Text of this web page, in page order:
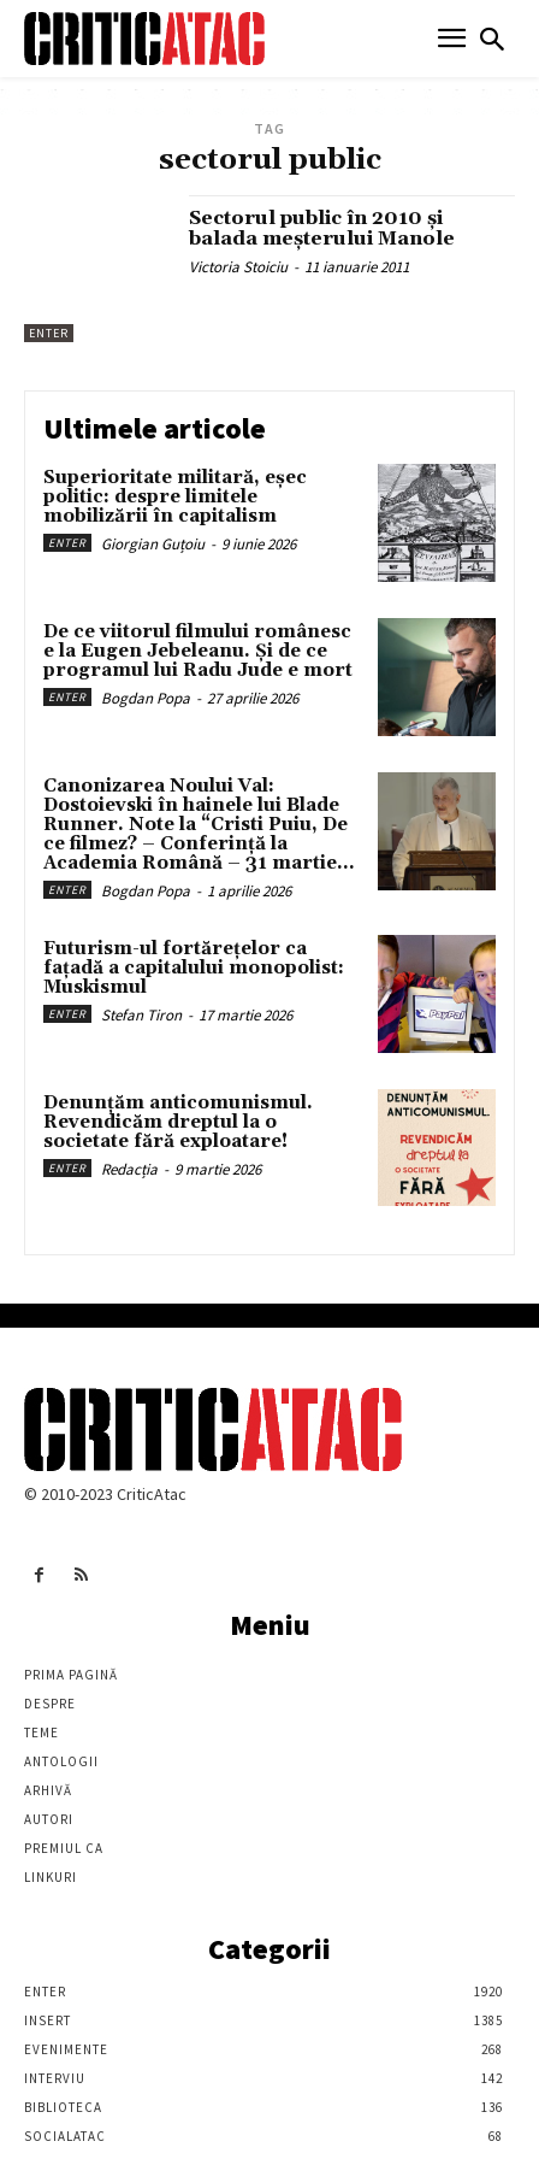
TAG
sectorul public
ENTER
Sectorul public în 2010 şi
balada meşterului Manole
Victoria Stoiciu - 11 ianuarie 2011
Ultimele articole
Superioritate militară, eșec
politic: despre limitele
mobilizării în capitalism
ENTER Giorgian Guțoiu - 9 iunie 2026
De ce viitorul filmului românesc
e la Eugen Jebeleanu. Și de ce
programul lui Radu Jude e mort
ENTER Bogdan Popa - 27 aprilie 2026
Canonizarea Noului Val:
Dostoievski în hainele lui Blade
Runner. Note la “Cristi Puiu, De
ce filmez? – Conferință la
Academia Română – 31 martie...
ENTER Bogdan Popa - 1 aprilie 2026
Futurism-ul fortărețelor ca
fațadă a capitalului monopolist:
Muskismul
ENTER Stefan Tiron - 17 martie 2026
Denunțăm anticomunismul.
Revendicăm dreptul la o
societate fără exploatare!
ENTER Redacția - 9 martie 2026
© 2010-2023 CriticAtac
Meniu
PRIMA PAGINĂ
DESPRE
TEME
ANTOLOGII
ARHIVĂ
AUTORI
PREMIUL CA
LINKURI
Categorii
ENTER
1920
INSERT
1385
EVENIMENTE
268
INTERVIU
142
BIBLIOTECA
136
SOCIALATAC
68